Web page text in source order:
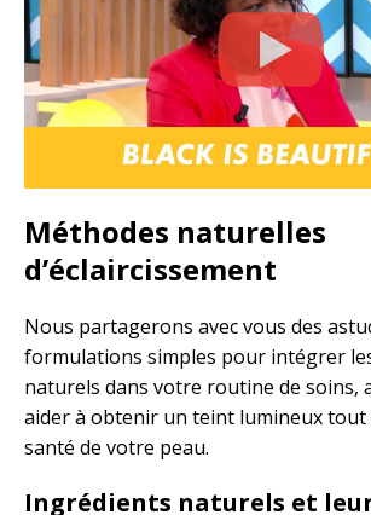
Méthodes naturelles
d’éclaircissement
Nous partagerons avec vous des
formulations simples pour intégrer
naturels dans votre routine de soins,
aider à obtenir un teint lumineux tout
santé de votre peau.
Ingrédients naturels et